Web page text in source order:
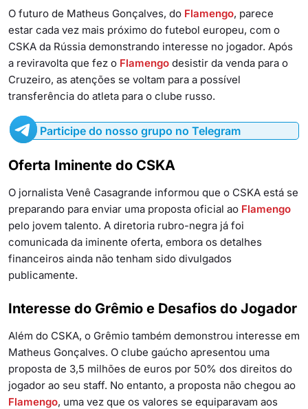
O futuro de Matheus Gonçalves, do Flamengo, parece
estar cada vez mais próximo do futebol europeu, com o
CSKA da Rússia demonstrando interesse no jogador. Após
a reviravolta que fez o Flamengo desistir da venda para o
Cruzeiro, as atenções se voltam para a possível
transferência do atleta para o clube russo.
Participe do nosso grupo no Telegram
Oferta Iminente do CSKA
O jornalista Venê Casagrande informou que o CSKA está se
preparando para enviar uma proposta oficial ao Flamengo
pelo jovem talento. A diretoria rubro-negra já foi
comunicada da iminente oferta, embora os detalhes
financeiros ainda não tenham sido divulgados
publicamente.
Interesse do Grêmio e Desafios do Jogador
Além do CSKA, o Grêmio também demonstrou interesse em
Matheus Gonçalves. O clube gaúcho apresentou uma
proposta de 3,5 milhões de euros por 50% dos direitos do
jogador ao seu staff. No entanto, a proposta não chegou ao
Flamengo, uma vez que os valores se equiparavam aos